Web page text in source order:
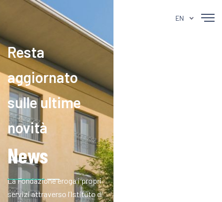
EN
Resta
aggiornato
sulle ultime
novità
News
La Fondazione eroga i propri
servizi attraverso l’Istituto di